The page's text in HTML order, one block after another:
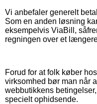
Vi anbefaler generelt
Som en anden løsning
eksempelvis ViaBill,
regningen over et
Forud for at folk køber
virksomhed bør man når
webbutikkens
specielt ophidsende.